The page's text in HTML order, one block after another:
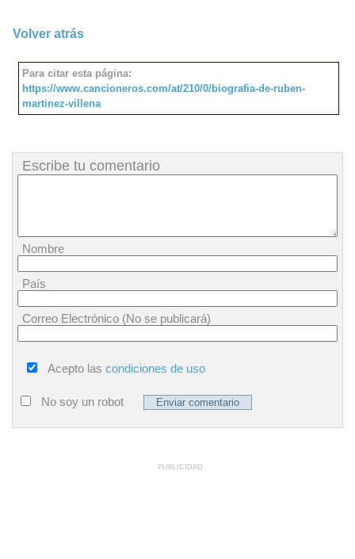
Volver atrás
Para citar esta página:
https://www.cancioneros.com/at/210/0/biografia-de-ruben-
martinez-villena
Escribe tu comentario
Nombre
País
Correo Electrónico (No se publicará)
Acepto las condiciones de uso
No soy un robot
PUBLICIDAD